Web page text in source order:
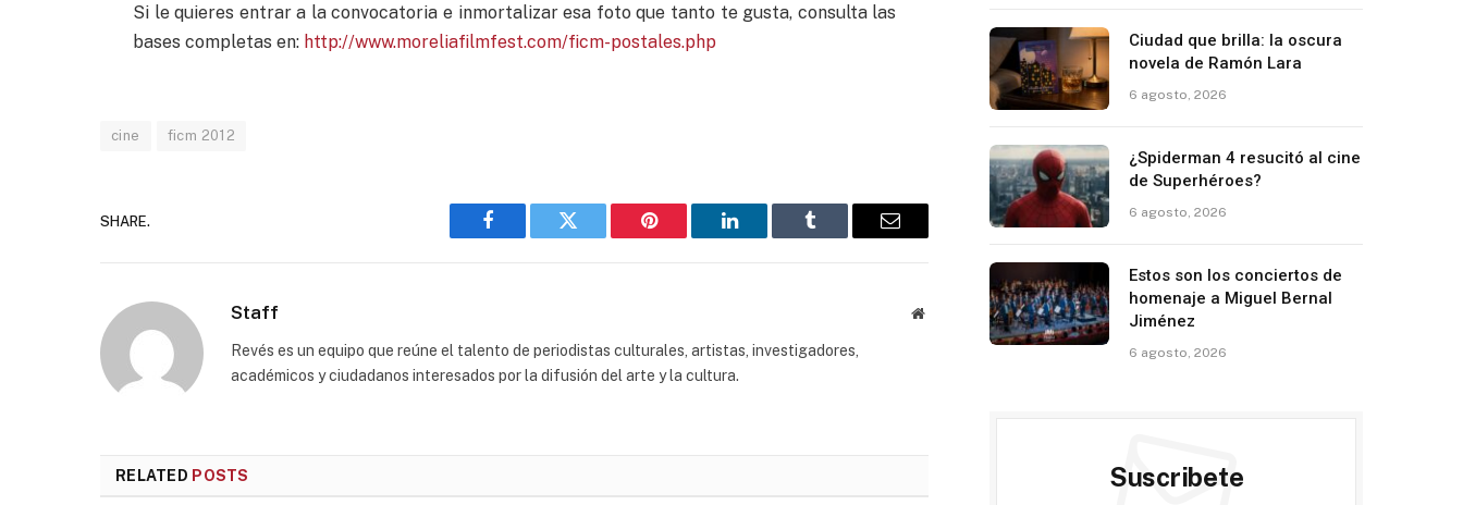
Si le quieres entrar a la convocatoria e inmortalizar esa foto que tanto te gusta, consulta las
bases completas en: http://www.moreliafilmfest.com/ficm-postales.php
cine ficm 2012
SHARE.
Facebook Twitter Pinterest LinkedIn Tumblr Email
Staff Website
Revés es un equipo que reúne el talento de periodistas culturales, artistas, investigadores,
académicos y ciudadanos interesados por la difusión del arte y la cultura.
RELATED POSTS
Ciudad que brilla: la oscura
novela de Ramón Lara
6 agosto, 2026
¿Spiderman 4 resucitó al cine
de Superhéroes?
6 agosto, 2026
Estos son los conciertos de
homenaje a Miguel Bernal
Jiménez
6 agosto, 2026
Suscribete